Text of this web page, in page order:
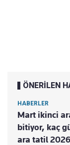
ÖNERİLEN
HABERLER
Mart ikinci
bitiyor, kaç
ara tatil